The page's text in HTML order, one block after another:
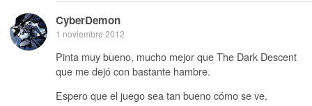
CyberDemon
1 noviembre 2012
Pinta muy bueno, mucho mejor que The Dark Descent
que me dejó con bastante hambre.
Espero que el juego sea tan bueno cómo se ve.